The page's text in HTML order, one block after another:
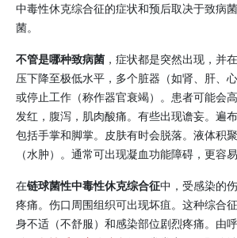
中毒性休克综合征的症状和预后取决于致病
菌。
不管是哪种致病菌 ，症状都是突然出现，并
压下降至极低水平，多个脏器（如肾、肝、
或停止工作（称作器官衰竭）。患者可能会
发红，腹泻，肌肉酸痛。有些出现谵妄。遍
包括手掌和脚掌。皮肤有时会脱落。液体积
（水肿）。通常可出现凝血功能障碍，更容
在链球菌性中毒性休克综合征中，受感染的
疼痛。伤口周围组织可出现坏疽。这种综合
身不适（不舒服）和感染部位剧烈疼痛。由